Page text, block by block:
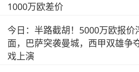
1000万欧差价
今日：半路截胡！5000万欧报价
面，巴萨突袭曼城，西甲双雄争
戏上演